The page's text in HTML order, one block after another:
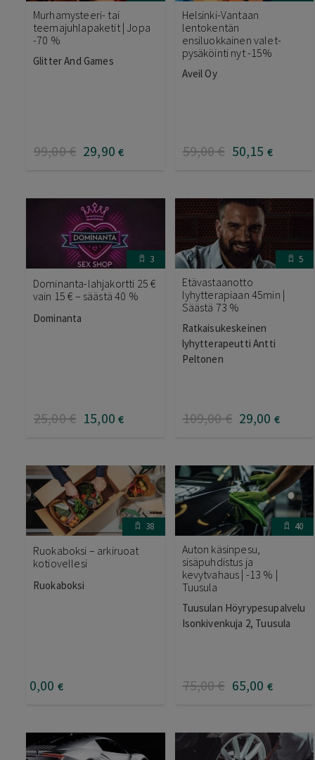
Murhamysteeri- tai
teemajuhlapaketit | Jopa
-70 %
Glitter And Games
99,00€ 29,90 €
Helsinki-Vantaan
lentokentän
ensiluokkainen valet-
pysäköinti nyt -15%
Aveil Oy
59,00€ 50,15 €
3
Dominanta-lahjakortti 25 €
vain 15 € – säästä 40 %
Dominanta
25,00€ 15,00 €
5
Etävastaanotto
lyhytterapiaan 45min |
Säästä 73 %
Ratkaisukeskeinen
lyhytterapeutti Antti
Peltonen
109,00€ 29,00 €
38
Ruokaboksi – arkiruoat
kotiovellesi
Ruokaboksi
0,00 €
40
Auton käsinpesu,
sisäpuhdistus ja
kevytvahaus | -13 % |
Tuusula
Tuusulan Höyrypesupalvelu
Isonkivenkuja 2, Tuusula
75,00€ 65,00 €